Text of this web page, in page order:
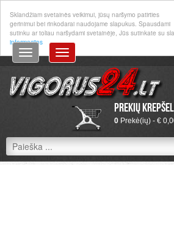
Sklandžiam svetainės veikimui, jūsų naršymo patirties
gerinimui bei rinkodarai naudojame slapukus. Spausdami
sutinku ar toliau naršydami svetainėje, Jūs sutinkate su
informacijos
Prekių
0Prekė(ių) - €